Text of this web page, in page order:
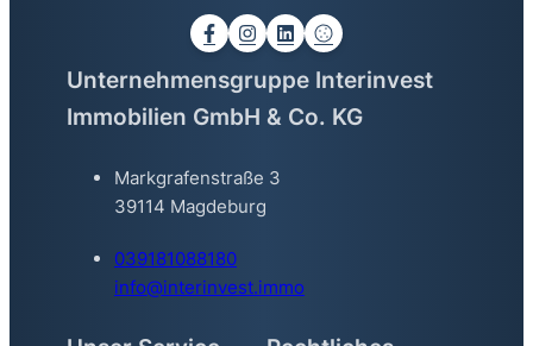
Unternehmensgruppe Interinvest
Immobilien GmbH & Co. KG
Markgrafenstraße 3
39114 Magdeburg
039181088180
info@interinvest.immo